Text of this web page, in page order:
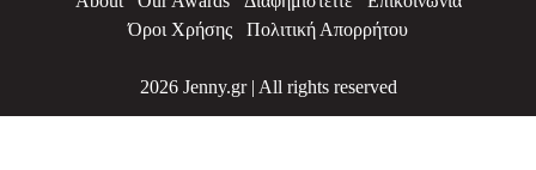
Όροι Χρήσης
Πολιτική Απορρήτου
2026 Jenny.gr | All rights reserved